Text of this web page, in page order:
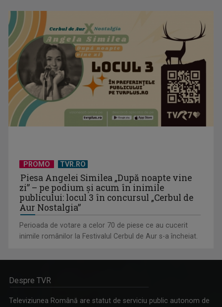
PROMO TVR.RO
Piesa Angelei Similea „După noapte vine
zi” – pe podium şi acum în inimile
publicului: locul 3 în concursul „Cerbul de
Aur Nostalgia”
Perioada de votare a celor 70 de piese ce au cucerit
inimile românilor la Festivalul Cerbul de Aur s-a încheiat.
Despre TVR
Televiziunea Română are statut de serviciu public autonom de